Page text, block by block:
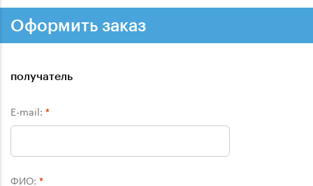
Оформить заказ
получатель
E-mail: *
ФИО: *